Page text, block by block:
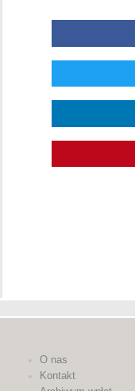
O nas
Kontakt